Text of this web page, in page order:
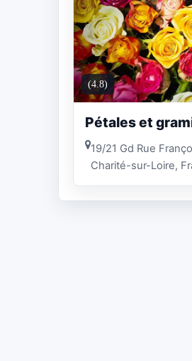
(4.8)
Pétales et
19/21 Gd Rue
Charité-sur-Loire,